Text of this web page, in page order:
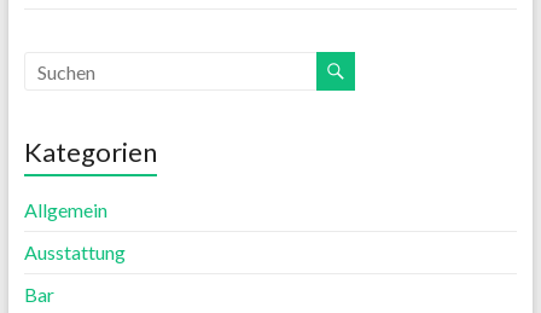
Kategorien
Allgemein
Ausstattung
Bar